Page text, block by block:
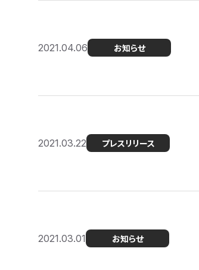
2021.04.06 お知らせ
2021.03.22 プレスリリース
2021.03.01 お知らせ